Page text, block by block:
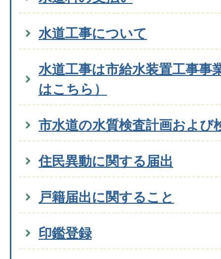
水道工事について
水道工事は市給水装置工事事
はこちら）
市水道の水質検査計画および
住民異動に関する届出
戸籍届出に関すること
印鑑登録